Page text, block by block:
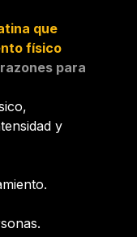
que
físico
para
y